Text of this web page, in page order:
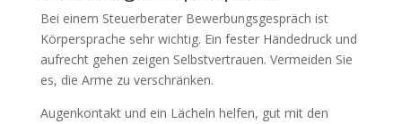
Bei einem Steuerberater Bewerbungsgespräch ist
Körpersprache sehr wichtig. Ein fester Händedruck und
aufrecht gehen zeigen Selbstvertrauen. Vermeiden Sie
es, die Arme zu verschränken.
Augenkontakt und ein Lächeln helfen, gut mit den